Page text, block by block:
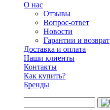
О нас
Отзывы
Вопрос-ответ
Новости
Гарантии и возврат
Доставка и оплата
Наши клиенты
Контакты
Как купить?
Бренды